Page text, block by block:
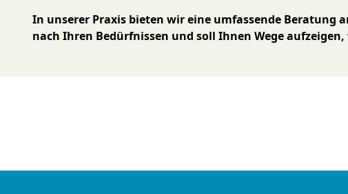
In unserer Praxis bieten wir eine um­fassen­de Be­ratung
nach Ihren Be­dürf­nissen und soll Ihnen Wege